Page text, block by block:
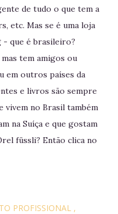
de tudo o que tem a
etc. Mas se é uma loja
- que é brasileiro?
tem amigos ou
em outros países da
e livros são sempre
vivem no Brasil também
na Suíça e que gostam
füssli? Então clica no
PROFISSIONAL